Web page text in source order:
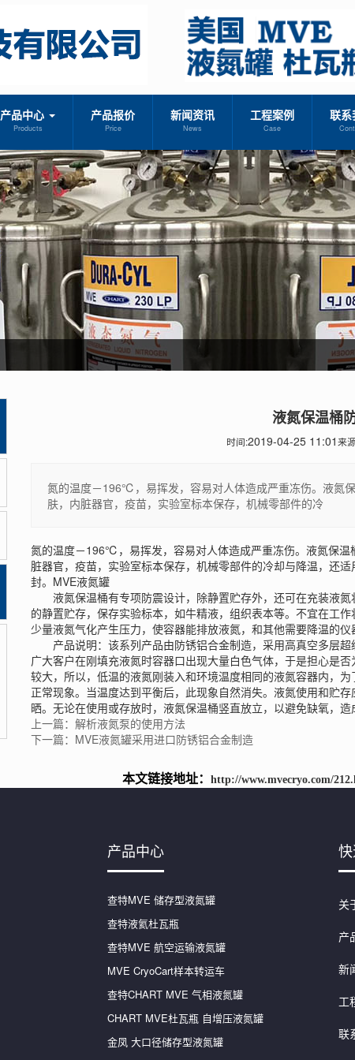
产品中心
Products
产品报价
Price
新闻资讯
News
工程案例
Case
联系
液氮保温桶
时间:2019-04-25 11:01来
氮的温度－196℃，易挥发，容易对人体造成严重冻伤。液氮
肤，内脏器官，疫苗，实验室标本保存，机械零部件的冷
氮的温度－196℃，易挥发，容易对人体造成严重冻伤。液氮保
脏器官，疫苗，实验室标本保存，机械零部件的冷却与降温，还
封。 MVE液氮罐
液氮保温桶有专项防震设计，除静置贮存外，还可在充装液氮
的静置贮存，保存实验标本，如牛精液，组织表本等。不宜在工
少量液氮气化产生压力，使容器能排放液氮，和其他需要降温的
产品说明：该系列产品由防锈铝合金制造，采用高真空多层超
广大客户在刚填充液氮时容器口出现大量白色气体，于是担心是
较大，所以，低温的液氮刚装入和环境温度相同的液氮容器内，
正常现象。当温度达到平衡后，此现象自然消失。液氮使用和贮
晒。无论在使用或存放时，液氮保温桶竖直放立，以避免缺氧，
上一篇：解析液氮泵的使用方法
下一篇：MVE液氮罐采用进口防锈铝合金制造
本文链接地址： http://www.mvecryo.com/
产品中心
查特MVE 储存型液氮罐
查特液氦杜瓦瓶
查特MVE 航空运输液氮罐
MVE CryoCart样本转运车
查特CHART MVE 气相液氮罐
CHART MVE杜瓦瓶 自增压液氮罐
金凤 大口径储存型液氮罐
关
产
新
工
联